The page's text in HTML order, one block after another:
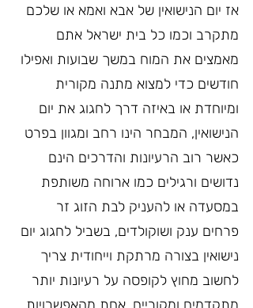
אז יום הנישואין של אבא ואמא או שלכם
מתקרב וכמו כל בית ישראל אתם
מאמצים את המוח במשך שבועות ואפילו
חודשים כדי למצוא מתנה מקורית
ומיוחדת או באיזה דרך לחגוג את יום
הנישואין, המבחר הינו רחב ומגוון בפרט
כאשר רוב הרעיונות והדרכים הינם
נדושים ורגילים כמו ארוחה משותפת
במסעדה או להעניק לבת הזוג זר
פרחים ענק ושוקולדים, בשביל לחגוג יום
נישואין בצורה מרתקת וייחודית צריך
לחשוב מחוץ לקופסה על רעיונות יותר